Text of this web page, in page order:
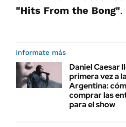
"Hits From the Bong".
Informate más
Daniel Caesar
primera vez a la
Argentina:
comprar las
para el show